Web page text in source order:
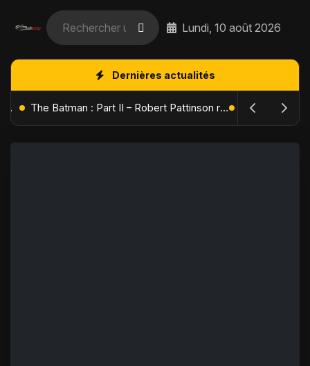
Lundi, 10 août 2026
Dernières actualités
L'Âge de Glace : Le Réveil du Volcan – Manny, Sid et Diego de retour pour une aventure explosive The Batman : Part II – Robert Pattinson replonge dans les ténèbres de Gotham dès octobre 2027